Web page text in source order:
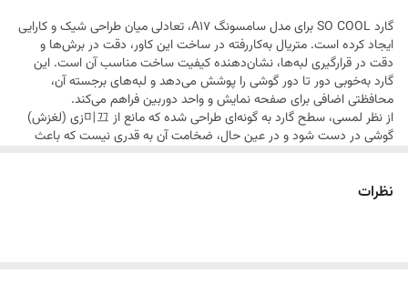
مناسب برای کاربرانی باشد که به دنبال تغییر ظاهر گوشی خود با استایلی
خاص و متفاوت هستند.
گارد SO COOL برای مدل سامسونگ A17، تعادلی میان طراحی شیک و کارایی
ایجاد کرده است. متریال به‌کاررفته در ساخت این کاور، دقت در برش‌ها و
دقت در قرارگیری لبه‌ها، نشان‌دهنده کیفیت ساخت مناسب آن است. این
گارد به‌خوبی دور تا دور گوشی را پوشش می‌دهد و لبه‌های برجسته آن،
محافظتی اضافی برای صفحه نمایش و واحد دوربین فراهم می‌کند.
از نظر لمسی، سطح گارد به گونه‌ای طراحی شده که مانع از 미끄زی (لغزش)
گوشی در دست شود و در عین حال، ضخامت آن به قدری نیست که باعث
طولانی‌مدت و اصطکاک، دچار تغییر رنگ یا پاک شدن نشوند. این محصول
نظرات